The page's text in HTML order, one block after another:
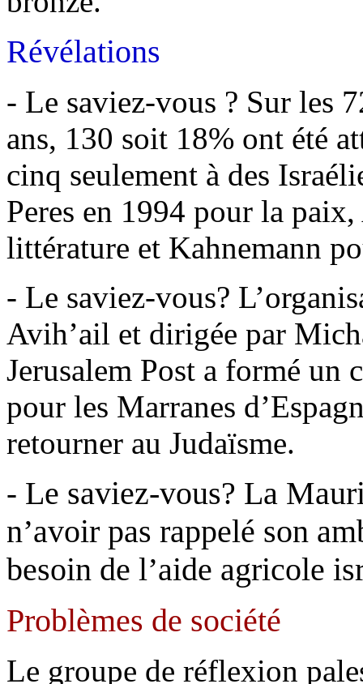
Révélations
- Le saviez-vous ? Sur les
ans, 130 soit 18% ont été
cinq seulement à des
Peres en 1994 pour la
littérature et Kahnemann
- Le saviez-vous?
Avih’ail et dirigée par
Jerusalem Post a formé un
pour les Marranes
retourner au Judaïsme.
- Le saviez-vous? La
n’avoir pas rappelé son
besoin de l’aide agricole
Problèmes de société
Le groupe de réflexion